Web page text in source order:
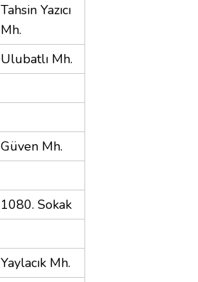
Tahsin Yazıcı
Mh.
Ulubatlı Mh.
Güven Mh.
1080. Sokak
Yaylacık Mh.